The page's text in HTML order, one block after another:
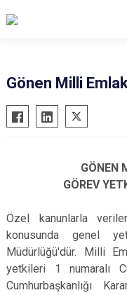
Ayvalık
Balya
Dursunbey
Edremit
Erdek
Gömeç
Gönen Milli
GÖNEN
GÖREV
Özel kanunlarla
konusunda genel
Müdürlüğü'dür. Milli
yetkileri 1 numaralı
Cumhurbaşkanlığı